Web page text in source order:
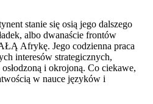
stanie się osią jego dalszego
albo dwanaście frontów
Afrykę. Jego codzienna praca
interesów strategicznych,
i okrojoną. Co ciekawe,
w nauce języków i